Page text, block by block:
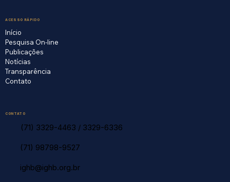
ACESSO RÁPIDO
Início
Pesquisa On-line
Publicações
Notícias
Transparência
Contato
CONTATO
(71) 3329-4463 / 3329-6336
(71) 98798-9527
ighb@ighb.org.br